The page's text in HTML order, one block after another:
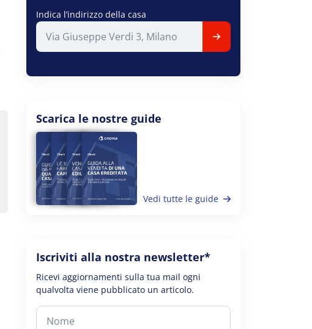
Indica l’indirizzo della casa
Scarica le nostre guide
Vedi tutte le guide
Iscriviti alla nostra newsletter*
Ricevi aggiornamenti sulla tua mail ogni
qualvolta viene pubblicato un articolo.